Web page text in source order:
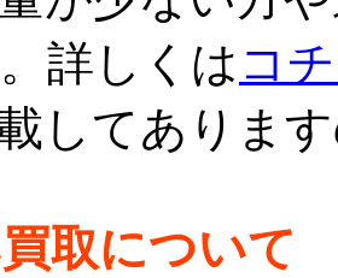
詳しくは コ
してありま
取について